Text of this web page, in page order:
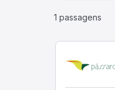
1 passagens